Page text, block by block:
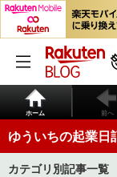
ホーム 前へ
ゆういちの起業日
カテゴリ別記事一覧